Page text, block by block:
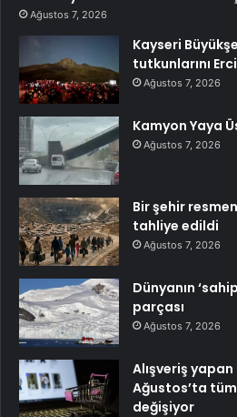
Ağustos 7, 2026
Kayseri
tutkunlarını
Ağustos 7, 2026
Kamyon Yaya
Ağustos 7, 2026
Bir şehir
tahliye edildi
Ağustos 7, 2026
Dünyanın
parçası
Ağustos 7, 2026
Alışveriş
Ağustos’ta
değişiyor